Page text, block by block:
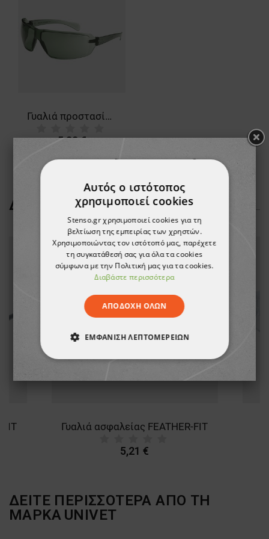
Γυαλιά προστασίας UNIVET 553
5,83 €
ΔΕΊΤΕ ΠΕΡΙΣΣΌΤΕΡΑ
FIT Γυαλιά ασφαλείας FEATHER-FIT
5,21 €
ΔΕΙΤΕ ΠΕΡΙΣΣΟΤΕΡΑ ΑΠΟ ΤΗ
ΜΑΡΚΑ UNIVET
Αυτός ο ιστότοπος
χρησιμοποιεί cookies
Stenso.gr χρησιμοποιεί cookies για τη
βελτίωση της εμπειρίας των χρηστών.
Χρησιμοποιώντας τον ιστότοπό μας, παρέχετε
τη συγκατάθεσή σας για όλα τα cookies
σύμφωνα με την Πολιτική μας για τα cookies.
Διαβάστε περισσότερα
ΑΠΟΔΟΧΉ ΌΛΩΝ
ΕΜΦΆΝΙΣΗ ΛΕΠΤΟΜΕΡΕΙΏΝ
ΑΠΟΛΎΤΩΣ ΑΠΑΡΑΊΤΗΤΑ
ΛΕΙΤΟΥΡΓΙΚΌΤΗΤΑΣ
ΜΗ ΤΑΞΙΝΟΜΗΜΈΝΑ